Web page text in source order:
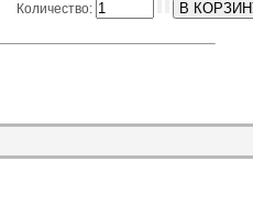
Количество: